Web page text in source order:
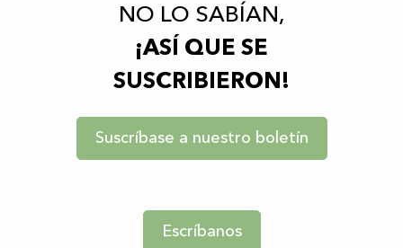
NO LO SABÍAN,
¡ASÍ QUE SE
SUSCRIBIERON!
Suscríbase a nuestro boletín
Escríbanos